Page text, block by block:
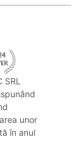
unor
în anul